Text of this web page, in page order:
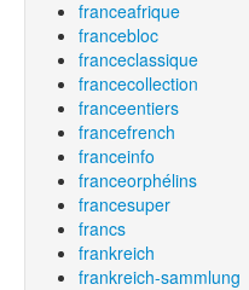
franceafrique
francebloc
franceclassique
francecollection
franceentiers
francefrench
franceinfo
franceorphélins
francesuper
francs
frankreich
frankreich-sammlung